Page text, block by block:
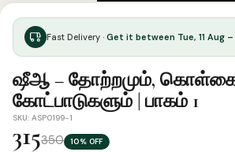
Fast Delivery · Get it between Tue, 11 Aug –
ஷீஆ – தோற்றமும்,
கோட்பாடுகளும் | பாகம் 1
SKU: ASP0199-1
315350 10% OFF